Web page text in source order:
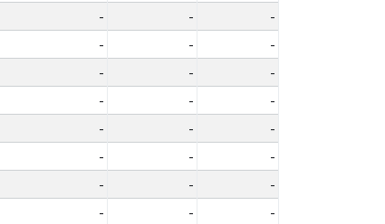
- -
-
- -
-
- -
-
- -
-
- -
-
- -
-
- -
-
- -
-